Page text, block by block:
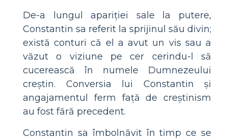
De-a lungul apariției sale la putere,
Constantin sa referit la sprijinul său divin;
există conturi că el a avut un vis sau a
văzut o viziune pe cer cerindu-l să
cucerească în numele Dumnezeului
creștin. Conversia lui Constantin și
angajamentul ferm față de creștinism
au fost fără precedent.
Constantin sa îmbolnăvit în timp ce se